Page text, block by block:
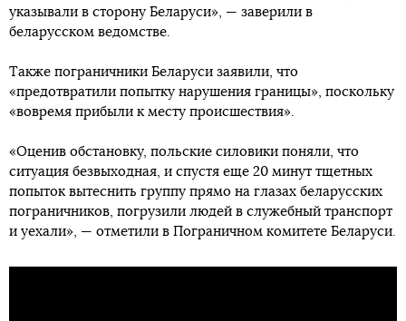
указывали в сторону Беларуси», — заверили в
беларусском ведомстве.
Также пограничники Беларуси заявили, что
«предотвратили попытку нарушения границы», поскольку
«вовремя прибыли к месту происшествия».
«Оценив обстановку, польские силовики поняли, что
ситуация безвыходная, и спустя еще 20 минут тщетных
попыток вытеснить группу прямо на глазах беларусских
пограничников, погрузили людей в служебный транспорт
и уехали», — отметили в Пограничном комитете Беларуси.